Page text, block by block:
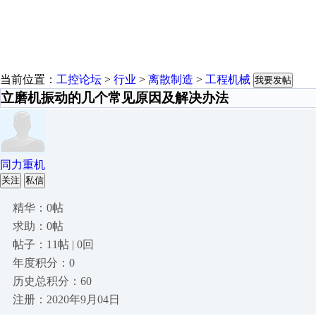
当前位置： 工控论坛 > 行业 > 离散制造 > 工程机械 我要发帖
立磨机振动的几个常见原因及解决办法
同力重机
关注 私信
精华：0帖
求助：0帖
帖子：11帖 | 0回
年度积分：0
历史总积分：60
注册：2020年9月04日